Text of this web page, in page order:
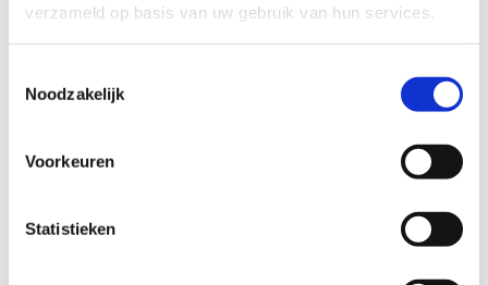
verzameld op basis van uw gebruik van hun services.
Noodzakelijk
Voorkeuren
Statistieken
Bij Dave Constructions staat veiligheid hoog in het vaandel
dus er wordt gewerkt conform de VCA eisen en de monteurs
De leidinggevende monteurs zijn in het bezit van VOL/VCA.
Dave Constructions kan ondertussen bogen op 8 jaar
Bij Dave Constructions zijn we pas tevreden als u dat ook